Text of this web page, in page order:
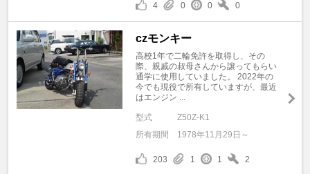
4 0 0 0
czモンキー
高校1年で二輪免許を取得し、その
際、親戚の叔母さんから譲ってもらい
通学に使用していました。 2022年の
今でも現役で所有していますが、最近
はエンジン ...
型式
Z50Z-K1
所有期間
1978年11月29日～
203 1 1 2